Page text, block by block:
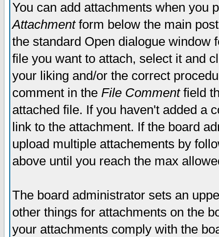
You can add attachments when you
Attachmentform below the main
the standard Open dialogue window
file you want to attach, select it and
your liking and/or the correct
comment in the File Commentfield
attached file. If you haven't added a
link to the attachment. If the board
upload multiple attachements by
above until you reach the max
The board administrator sets an
other things for attachments on the
your attachments comply with the